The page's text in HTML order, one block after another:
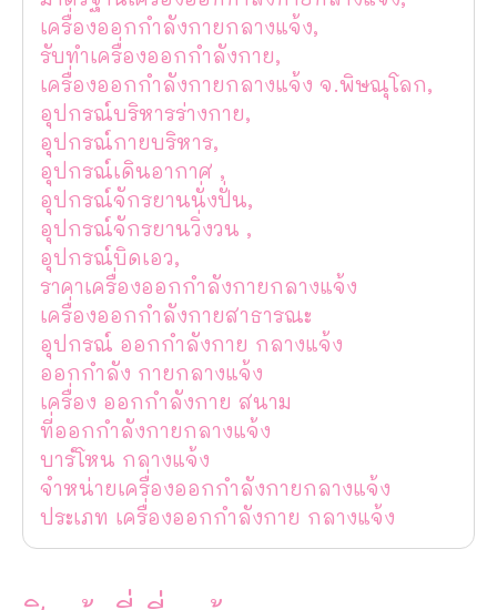
เครื่องออกกำลังกายกลางแจ้ง,
รับทำเครื่องออกกำลังกาย,
เครื่องออกกำลังกายกลางแจ้ง จ.พิษณุโลก,
อุปกรณ์บริหารร่างกาย,
อุปกรณ์กายบริหาร,
อุปกรณ์เดินอากาศ ,
อุปกรณ์จักรยานนั่งปั่น,
อุปกรณ์จักรยานวิ่งวน ,
อุปกรณ์บิดเอว,
ราคาเครื่องออกกำลังกายกลางแจ้ง
เครื่องออกกำลังกายสาธารณะ
อุปกรณ์ ออกกำลังกาย กลางแจ้ง
ออกกำลัง กายกลางแจ้ง
เครื่อง ออกกำลังกาย สนาม
ที่ออกกำลังกายกลางแจ้ง
บาร์โหน กลางแจ้ง
จำหน่ายเครื่องออกกำลังกายกลางแจ้ง
ประเภท เครื่องออกกำลังกาย กลางแจ้ง